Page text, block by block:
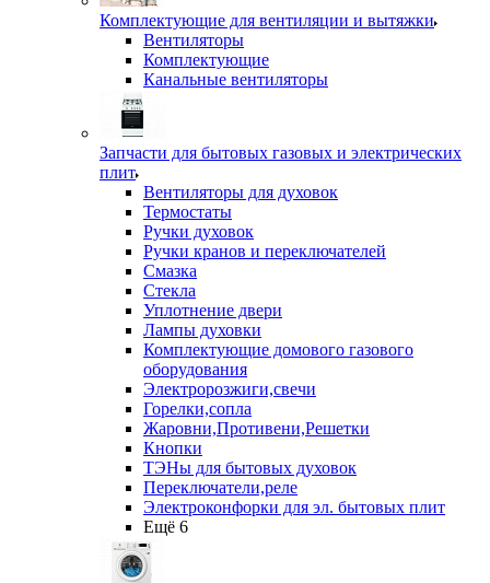
Комплектующие для вентиляции и вытяжки
Вентиляторы
Комплектующие
Канальные вентиляторы
Запчасти для бытовых газовых и электрических
плит
Вентиляторы для духовок
Термостаты
Ручки духовок
Ручки кранов и переключателей
Смазка
Стекла
Уплотнение двери
Лампы духовки
Комплектующие домового газового
оборудования
Электророзжиги,свечи
Горелки,сопла
Жаровни,Противени,Решетки
Кнопки
ТЭНы для бытовых духовок
Переключатели,реле
Электроконфорки для эл. бытовых плит
Ещё 6